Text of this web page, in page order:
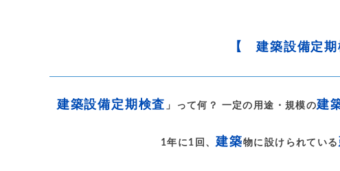
【 建築設備定
建築設備定期検査 」って何？ 一定の用途・規模の建
1年に1回、建築物に設けられている